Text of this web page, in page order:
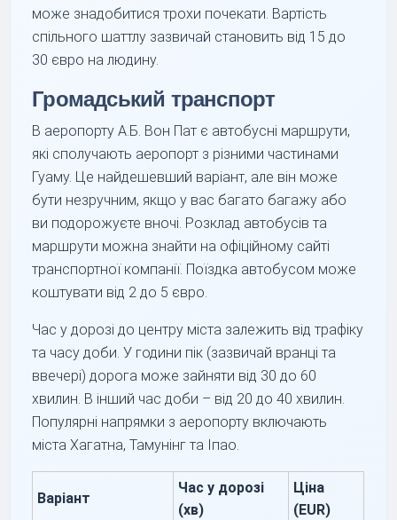
може знадобитися трохи почекати. Вартість
спільного шаттлу зазвичай становить від 15 до
30 євро на людину.
Громадський транспорт
В аеропорту А.Б. Вон Пат є автобусні маршрути,
які сполучають аеропорт з різними частинами
Гуаму. Це найдешевший варіант, але він може
бути незручним, якщо у вас багато багажу або
ви подорожуєте вночі. Розклад автобусів та
маршрути можна знайти на офіційному сайті
транспортної компанії. Поїздка автобусом може
коштувати від 2 до 5 євро.
Час у дорозі до центру міста залежить від трафіку
та часу доби. У години пік (зазвичай вранці та
ввечері) дорога може зайняти від 30 до 60
хвилин. В інший час доби – від 20 до 40 хвилин.
Популярні напрямки з аеропорту включають
міста Хагатна, Тамунінг та Іпао.
Варіант
Час у дорозі
(хв)
Ціна
(EUR)